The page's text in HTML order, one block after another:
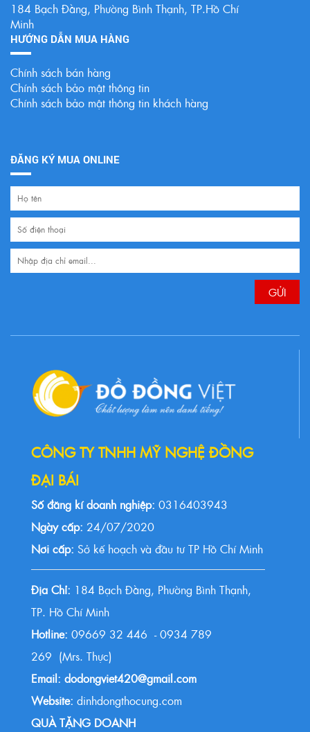
184 Bạch Đằng, Phường Bình Thạnh, TP.Hồ Chí
Minh
HƯỚNG DẪN MUA HÀNG
Chính sách bán hàng
Chính sách bảo mật thông tin
Chính sách bảo mật thông tin khách hàng
ĐĂNG KÝ MUA ONLINE
CÔNG TY TNHH MỸ NGHỆ ĐỒNG
ĐẠI BÁI
Số đăng kí doanh nghiệp: 0316403943
Ngày cấp: 24/07/2020
Nơi cấp: Sở kế hoạch và đầu tư TP Hồ Chí Minh
Địa Chỉ: 184 Bạch Đằng, Phường Bình Thạnh,
TP. Hồ Chí Minh
Hotline: 09669 32 446 - 0934 789
269 (Mrs. Thực)
Email: dodongviet420@gmail.com
Website: dinhdongthocung.com
QUÀ TẶNG DOANH